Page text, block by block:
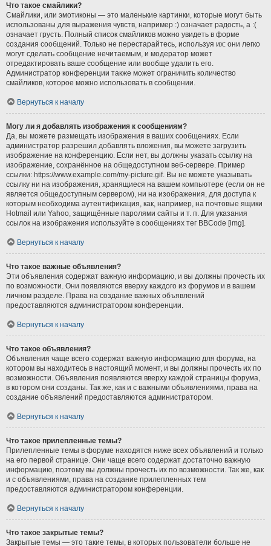
Что такое смайлики?
Смайлики, или эмотиконы — это маленькие картинки, которые могут быть
использованы для выражения чувств, например :) означает радость, а :(
означает грусть. Полный список смайликов можно увидеть в форме
создания сообщений. Только не перестарайтесь, используя их: они легко
могут сделать сообщение нечитаемым, и модератор может
отредактировать ваше сообщение или вообще удалить его.
Администратор конференции также может ограничить количество
смайликов, которое можно использовать в сообщении.
Вернуться к началу
Могу ли я добавлять изображения к сообщениям?
Да, вы можете размещать изображения в ваших сообщениях. Если
администратор разрешил добавлять вложения, вы можете загрузить
изображение на конференцию. Если нет, вы должны указать ссылку на
изображение, сохранённое на общедоступном веб-сервере. Пример
ссылки: https://www.example.com/my-picture.gif. Вы не можете указывать
ссылку ни на изображения, хранящиеся на вашем компьютере (если он не
является общедоступным сервером), ни на изображения, для доступа к
которым необходима аутентификация, как, например, на почтовые ящики
Hotmail или Yahoo, защищённые паролями сайты и т. п. Для указания
ссылок на изображения используйте в сообщениях тег BBCode [img].
Вернуться к началу
Что такое важные объявления?
Эти объявления содержат важную информацию, и вы должны прочесть их
по возможности. Они появляются вверху каждого из форумов и в вашем
личном разделе. Права на создание важных объявлений
предоставляются администратором конференции.
Вернуться к началу
Что такое объявления?
Объявления чаще всего содержат важную информацию для форума, на
котором вы находитесь в настоящий момент, и вы должны прочесть их по
возможности. Объявления появляются вверху каждой страницы форума,
в котором они созданы. Так же, как и с важными объявлениями, права на
создание объявлений предоставляются администратором.
Вернуться к началу
Что такое прилепленные темы?
Прилепленные темы в форуме находятся ниже всех объявлений и только
на его первой странице. Они чаще всего содержат достаточно важную
информацию, поэтому вы должны прочесть их по возможности. Так же, как
и с объявлениями, права на создание прилепленных тем
предоставляются администратором конференции.
Вернуться к началу
Что такое закрытые темы?
Закрытые темы — это такие темы, в которых пользователи больше не